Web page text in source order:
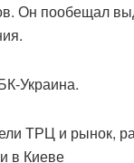
Он пообещал
Украина.
ТРЦ и рынок,
в Киеве